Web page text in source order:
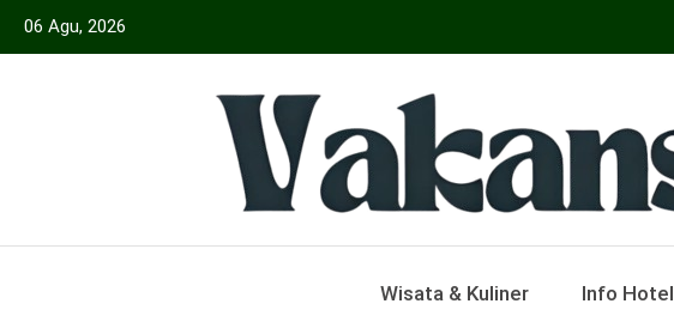
Skip
06 Agu, 2026
VakansiinfoWisata & Kuliner Info Hotel